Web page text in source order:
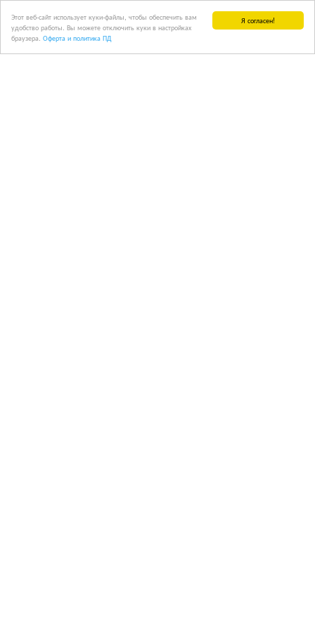
Я согласен!
Этот веб-сайт использует куки-файлы, чтобы обеспечить вам
удобство работы. Вы можете отключить куки в настройках
браузера. Оферта и политика ПД